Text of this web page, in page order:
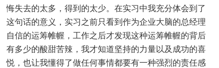
悔失去的太多，得到的太少。在实习中我充分体会到了
这句话的意义，实习之前只看到作为企业大脑的总经理
自信的运筹帷幄，工作之后才发现这种运筹帷幄的背后
有多少的酸甜苦辣，我才知道坚持的力量以及成功的喜
悦，也让我懂得了做任何事情都要有一种强烈的责任感